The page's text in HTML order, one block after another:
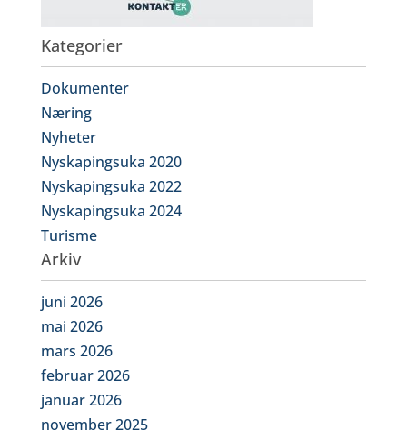
Kategorier
Dokumenter
Næring
Nyheter
Nyskapingsuka 2020
Nyskapingsuka 2022
Nyskapingsuka 2024
Turisme
Arkiv
juni 2026
mai 2026
mars 2026
februar 2026
januar 2026
november 2025